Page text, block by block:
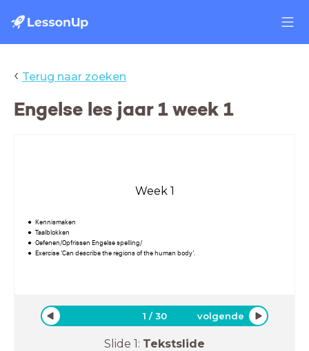
‹ Terug naar zoeken
Engelse les jaar 1 week 1
Week 1
Kennismaken
Taalblokken
Oefenen/Opfrissen Engelse spelling/
Exercise ‘Can describe the regions of the human body’.
1 /30 volgende
Slide 1: Tekstslide